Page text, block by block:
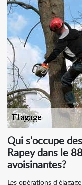
Qui s'occupe
Rapey dans le
avoisinantes?
Les opérations